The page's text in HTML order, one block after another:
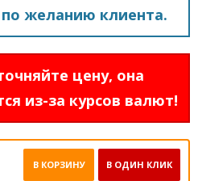
желанию клиента.
цену, она
из-за курсов валют!
В ОДИН КЛИК
В КОРЗИНУ